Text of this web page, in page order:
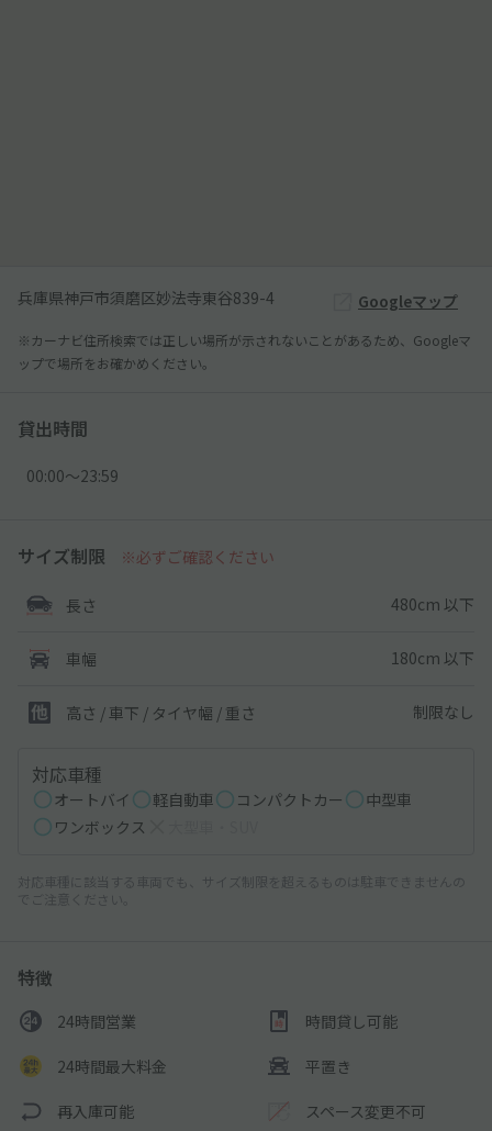
兵庫県神戸市須磨区妙法寺東谷839-4 Googleマップ
※カーナビ住所検索では正しい場所が示されないことがあるため、Googleマ
ップで場所をお確かめください。
貸出時間
00:00〜23:59
サイズ制限 ※必ずご確認ください
長さ 480cm 以下
車幅 180cm 以下
高さ / 車下 / タイヤ幅 / 重さ 制限なし
対応車種
オートバイ 軽自動車 コンパクトカー
中型車
ワンボックス
対応車種に該当する車両でも、サイズ制限を超えるものは駐車できませんの
でご注意ください。
特徴
24時間営業 時間貸し可能
24時間最大料金 平置き
再入庫可能 スペース変更不可